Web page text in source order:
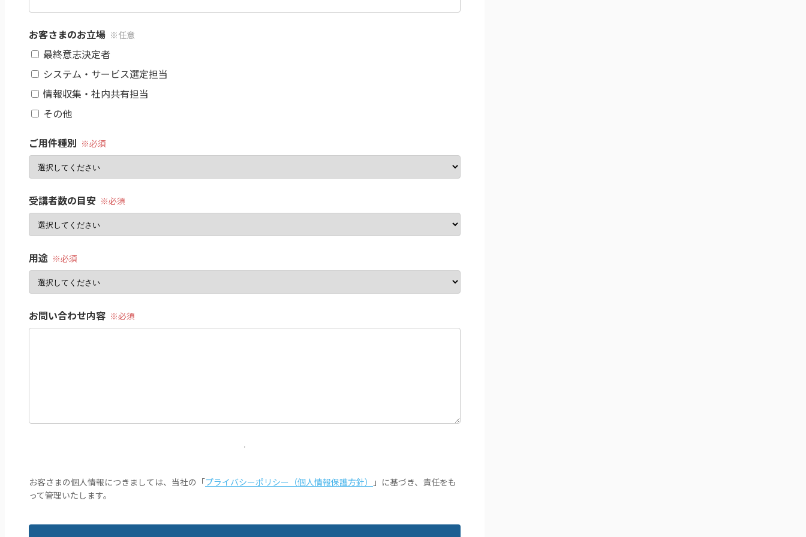
お客さまのお立場
最終意志決定者
システム・サービス選定担当
情報収集・社内共有担当
その他
ご用件種別
受講者数の目安
用途
お問い合わせ内容
お客さまの個人情報につきましては、当社の「プライバシーポリシー（個人情報保護方針）
」に基づき、責任をも
って管理いたします。